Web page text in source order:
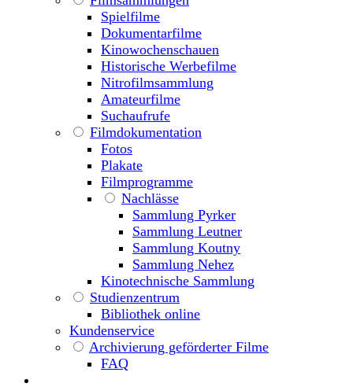
Spielfilme
Dokumentarfilme
Kinowochenschauen
Historische Werbefilme
Nitrofilmsammlung
Amateurfilme
Suchaufrufe
Filmdokumentation
Fotos
Plakate
Filmprogramme
Nachlässe
Sammlung Pyrker
Sammlung Leutner
Sammlung Koutny
Sammlung Nehez
Kinotechnische Sammlung
Studienzentrum
Bibliothek online
Kundenservice
Archivierung geförderter Filme
FAQ